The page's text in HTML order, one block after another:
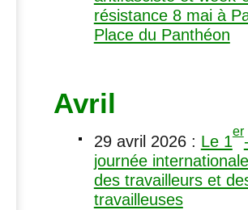
résistance 8 mai à
Place du Panthéon
Avril
29 avril 2026: Le 1
er
journée
des travailleurs et
travailleuses